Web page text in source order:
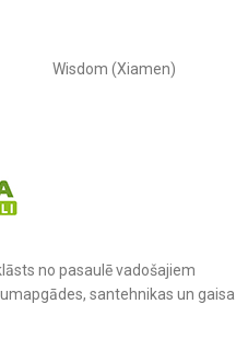
Wisdom (Xiamen)
no pasaulē vadošajiem
santehnikas un gaisa